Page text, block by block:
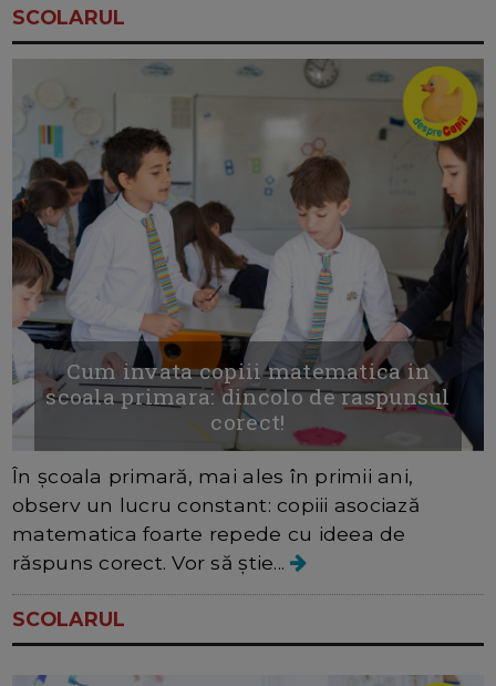
SCOLARUL
Cum invata copiii matematica in
scoala primara: dincolo de raspunsul
corect!
În școala primară, mai ales în primii ani,
observ un lucru constant: copiii asociază
matematica foarte repede cu ideea de
răspuns corect. Vor să știe...
SCOLARUL